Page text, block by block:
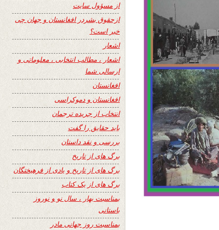
از مسؤول سایت
ازحقوق بشردر افغانستان و جهان چی
خبر است؟
اشعار
اشعار ، مطالب انتخابی ، معلوماتی و
ارسالی شما
افغانستان
افغانستان و دموکراسی
انتخاب از جریده ترجمان
باید حقایق را گفت
بررسی و نقد داستان
برگ های از تاریخ
برگ های از تاریخ و یادی از فرهیختگان
برگ های از یک کتاب
بمناسبت بهار ، سال نو و نوروز
باستانی
بمناسبت روز جهانی مادر